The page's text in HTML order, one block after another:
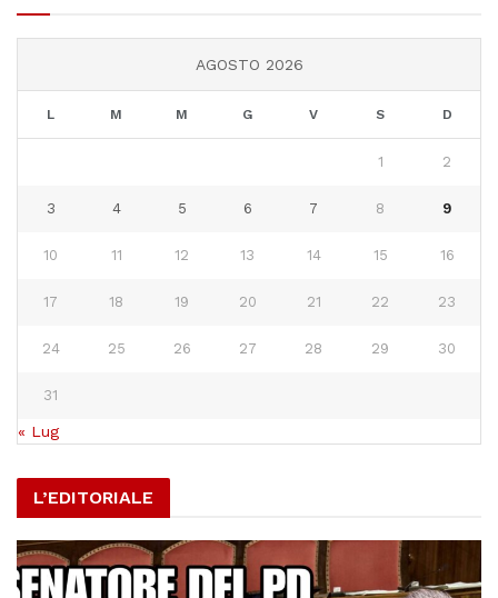
AGOSTO 2026
L M M G V S D
1 2
3 4 5 6 7 8 9
10 11 12 13 14 15 16
17 18 19 20 21 22 23
24 25 26 27 28 29 30
31
« Lug
L’EDITORIALE